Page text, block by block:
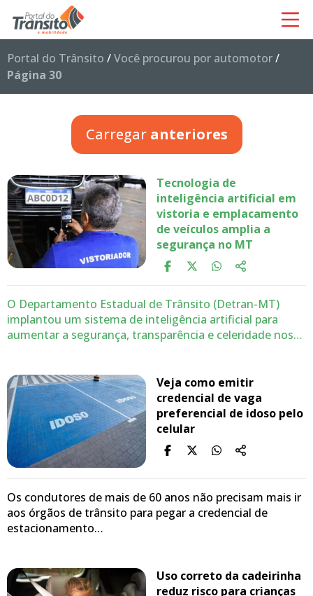
Portal do Trânsito /Você procurou por automotor/
Página 30
Carregar anteriores
Tecnologia de
inteligência artificial em
vistoria e emplacamento
de veículos amplia a
segurança no MT
O Departamento Estadual de Trânsito (Detran-MT)
implantou um sistema de inteligência artificial para
aumentar a segurança, transparência e celeridade nos…
Veja como emitir
credencial de vaga
preferencial de idoso pelo
celular
Os condutores de mais de 60 anos não precisam mais ir
aos órgãos de trânsito para pegar a credencial de
estacionamento…
Uso correto da cadeirinha
reduz risco para crianças